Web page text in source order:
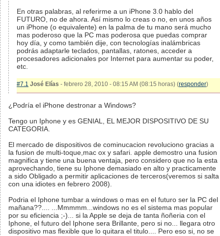
En otras palabras, al referirme a un iPhone 3.0 hablo del
FUTURO, no de ahora. Así mismo lo creas o no, en unos años
un iPhone (o equivalente) en la palma de tu mano será mucho
mas poderoso que la PC mas poderosa que puedas comprar
hoy día, y como también dije, con tecnologías inalámbricas
podrás adaptarle teclados, pantallas, ratones, acceder a
procesadores adicionales por Internet para aumentar su poder,
etc.
#7.1 José Elías - febrero 28, 2010 - 08:15 AM (08:15 horas) (responder)
¿Podría el iPhone destronar a Windows?
Tengo un Iphone y es GENIAL, EL MEJOR DISPOSITIVO DE SU
CATEGORIA.
El mercado de dispositivos de cominucacion revoluciono gracias a
la fusion de multi-toque,mac ox y safari. apple demostro una fusion
magnifica y tiene una buena ventaja, pero considero que no la esta
aprovechando, tiene su Iphone demasiado en alto y practicamente
a sido Obligado a permitir aplicaciones de terceros(veremos si salta
con una idiotes en febrero 2008).
Podria el Iphone tumbar a windows o mas en el futuro ser la PC del
mañana??.... ...Mmmmm...windows no es el sistema mas popular
por su eficiencia ;-)... si la Apple se deja de tanta ñoñeria con el
Iphone, el futuro del Iphone sera Brillante, pero si no... llegara otro
dispositivo mas flexible que lo quitara el titulo.... Pero eso si, no se